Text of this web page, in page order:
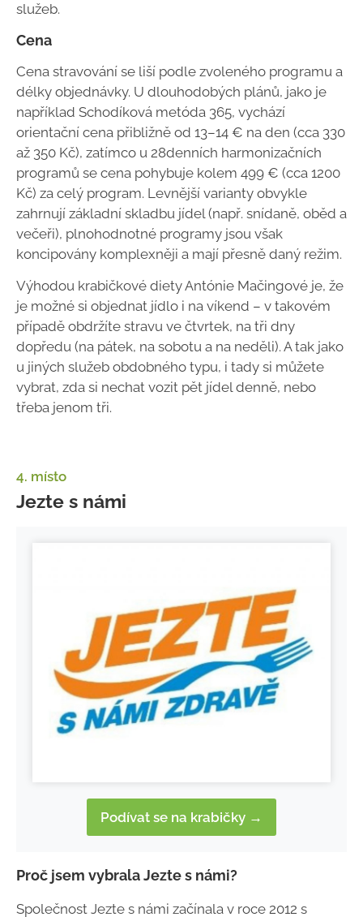
služeb.
Cena
Cena stravování se liší podle zvoleného programu a
délky objednávky. U dlouhodobých plánů, jako je
například Schodíková metóda 365, vychází
orientační cena přibližně od 13–14 € na den (cca 330
až 350 Kč), zatímco u 28denních harmonizačních
programů se cena pohybuje kolem 499 € (cca 1200
Kč) za celý program. Levnější varianty obvykle
zahrnují základní skladbu jídel (např. snídaně, oběd a
večeři), plnohodnotné programy jsou však
koncipovány komplexněji a mají přesně daný režim.
Výhodou krabičkové diety Antónie Mačingové je, že
je možné si objednat jídlo i na víkend – v takovém
případě obdržíte stravu ve čtvrtek, na tři dny
dopředu (na pátek, na sobotu a na neděli). A tak jako
u jiných služeb obdobného typu, i tady si můžete
vybrat, zda si nechat vozit pět jídel denně, nebo
třeba jenom tři.
4. místo
Jezte s námi
Podívat se na krabičky →
Proč jsem vybrala Jezte s námi?
Společnost Jezte s námi začínala v roce 2012 s